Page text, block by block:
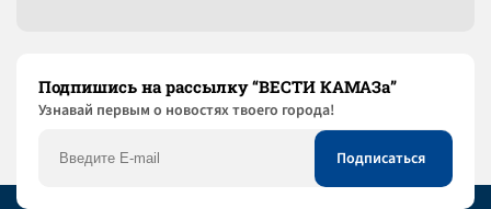
Подпишись на рассылку “ВЕСТИ КАМАЗа”
Узнaвай первым о новостях твоего города!